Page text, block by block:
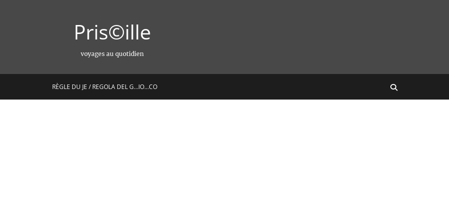
Pris©ille
voyages au quotidien
RÈGLE DU JE / REGOLA DEL G…IO…CO